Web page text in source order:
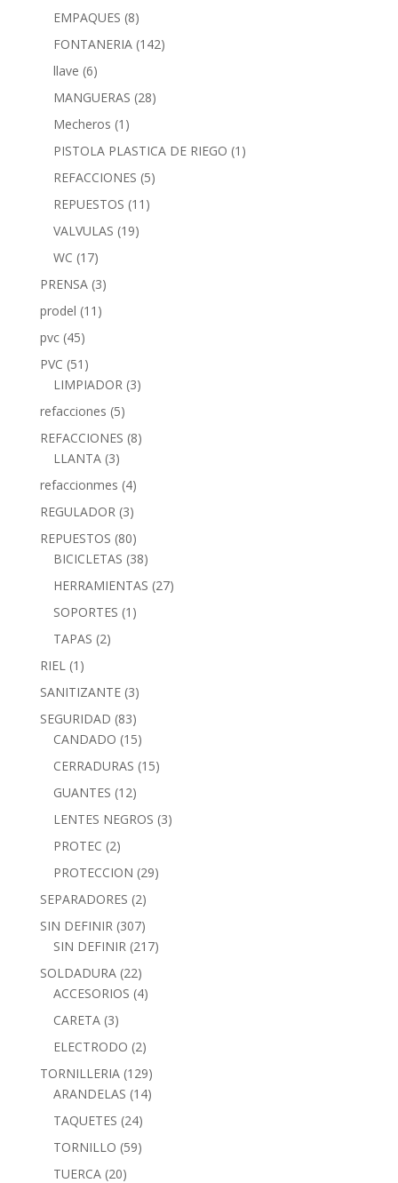
EMPAQUES (8)
FONTANERIA (142)
llave (6)
MANGUERAS (28)
Mecheros (1)
PISTOLA PLASTICA DE RIEGO (1)
REFACCIONES (5)
REPUESTOS (11)
VALVULAS (19)
WC (17)
PRENSA (3)
prodel (11)
pvc (45)
PVC (51)
LIMPIADOR (3)
refacciones (5)
REFACCIONES (8)
LLANTA (3)
refaccionmes (4)
REGULADOR (3)
REPUESTOS (80)
BICICLETAS (38)
HERRAMIENTAS (27)
SOPORTES (1)
TAPAS (2)
RIEL (1)
SANITIZANTE (3)
SEGURIDAD (83)
CANDADO (15)
CERRADURAS (15)
GUANTES (12)
LENTES NEGROS (3)
PROTEC (2)
PROTECCION (29)
SEPARADORES (2)
SIN DEFINIR (307)
SIN DEFINIR (217)
SOLDADURA (22)
ACCESORIOS (4)
CARETA (3)
ELECTRODO (2)
TORNILLERIA (129)
ARANDELAS (14)
TAQUETES (24)
TORNILLO (59)
TUERCA (20)